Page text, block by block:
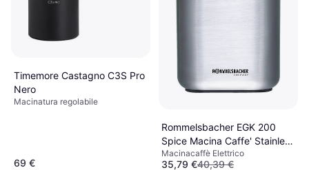
Timemore Castagno C3S Pro
Nero
Macinatura regolabile
69 €
Rommelsbacher EGK 200
Spice Macina Caffe' Stainless
Steel Silver
Macinacaffè Elettrico
35,79 €40,39 €